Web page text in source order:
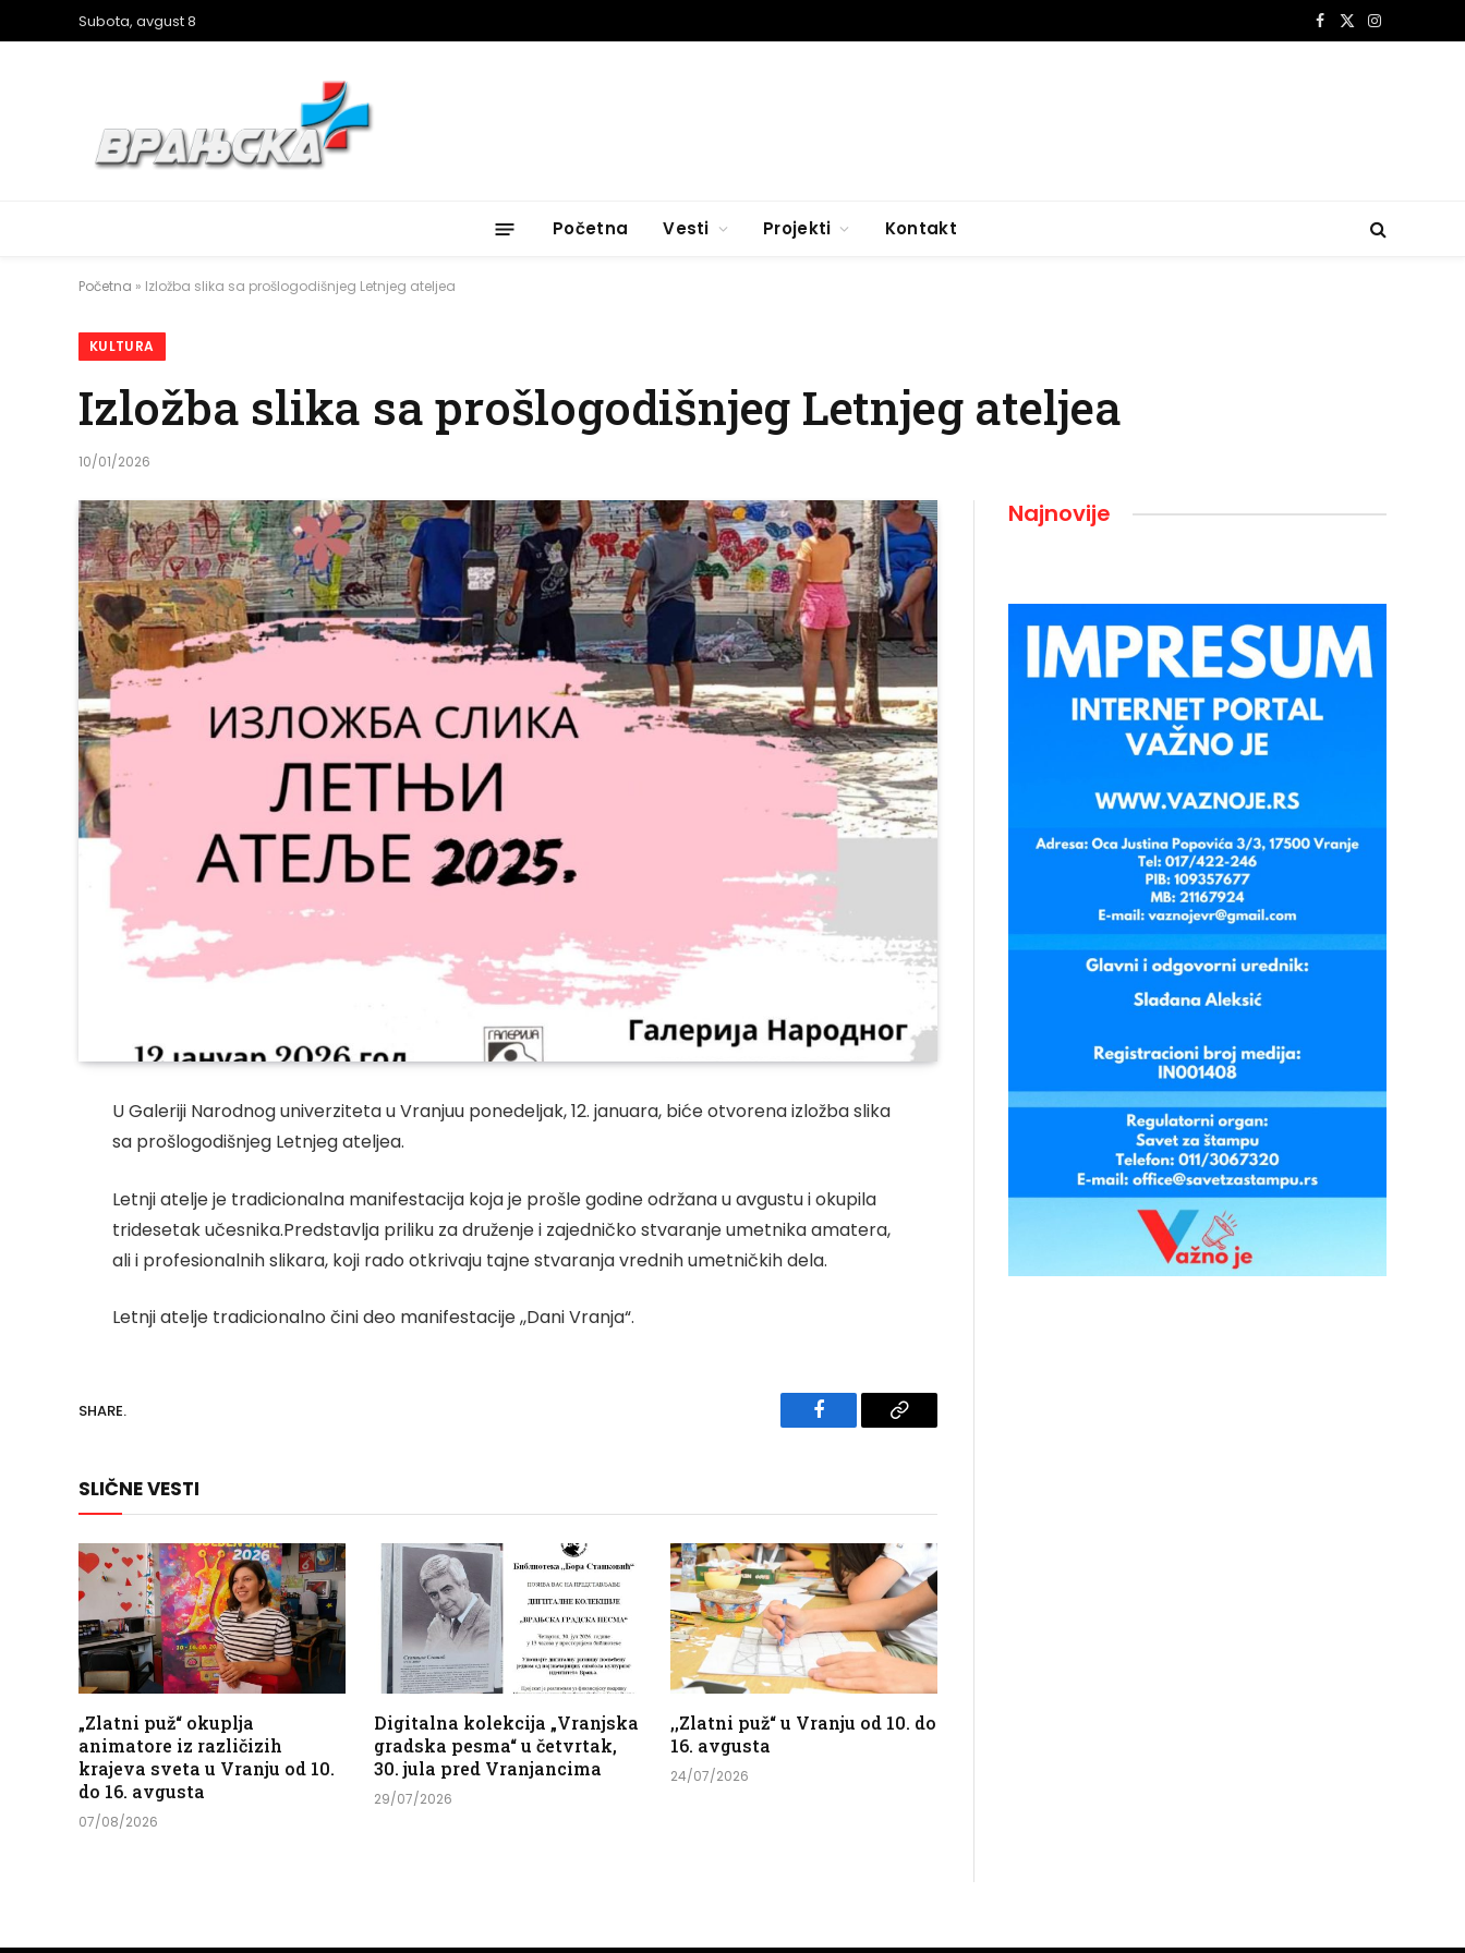
Subota, avgust 8 Facebook
X
Instagram
Početna Vesti Projekti Kontakt
Početna » Izložba slika sa prošlogodišnjeg Letnjeg ateljea
KULTURA
Izložba slika sa prošlogodišnjeg Letnjeg ateljea
10/01/2026
U Galeriji Narodnog univerziteta u Vranjuu ponedeljak, 12. januara, biće otvorena izložba slika
sa prošlogodišnjeg Letnjeg ateljea.
Letnji atelje je tradicionalna manifestacija koja je prošle godine održana u avgustu i okupila
tridesetak učesnika.Predstavlja priliku za druženje i zajedničko stvaranje umetnika amatera,
ali i profesionalnih slikara, koji rado otkrivaju tajne stvaranja vrednih umetničkih dela.
Letnji atelje tradicionalno čini deo manifestacije ,,Dani Vranja“.
SHARE.
Facebook Copy
SLIČNE VESTI
„Zlatni puž“ okuplja
animatore iz različizih
krajeva sveta u Vranju od 10.
do 16. avgusta
07/08/2026
Digitalna kolekcija „Vranjska
gradska pesma“ u četvrtak,
30. jula pred Vranjancima
29/07/2026
,,Zlatni puž“ u Vranju od 10. do
16. avgusta
24/07/2026
Najnovije